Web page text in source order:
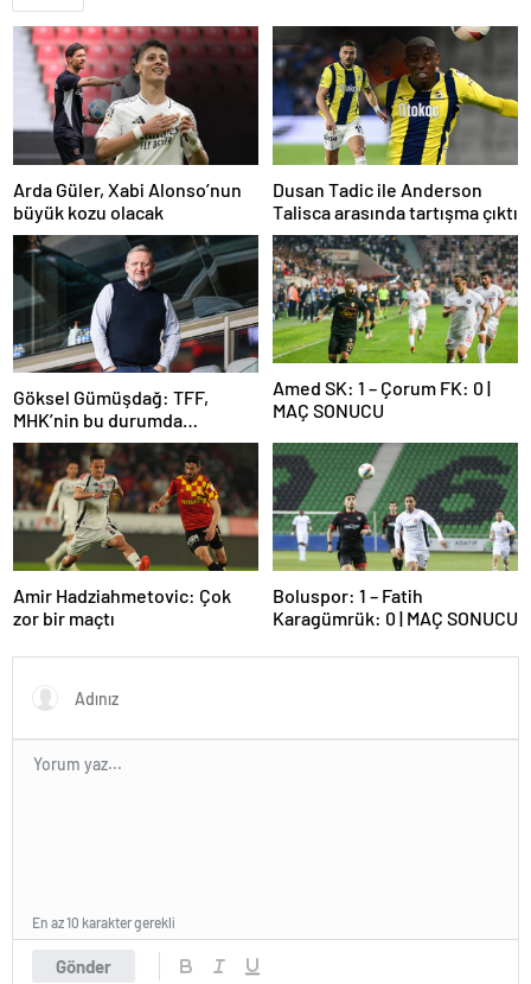
Arda Güler, Xabi Alonso’nun
büyük kozu olacak
Dusan Tadic ile Anderson
Talisca arasında tartışma çıktı
Göksel Gümüşdağ: TFF,
MHK’nin bu durumda
olmasının sorumlusudur
Amed SK: 1 – Çorum FK: 0 |
MAÇ SONUCU
Amir Hadziahmetovic: Çok
zor bir maçtı
Boluspor: 1 – Fatih
Karagümrük: 0 | MAÇ SONUCU
Gönder
En az 10 karakter gerekli